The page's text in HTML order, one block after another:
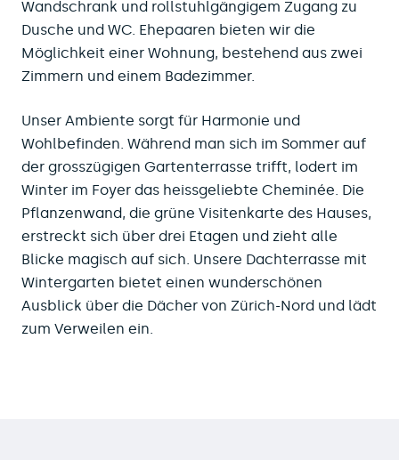
Wandschrank und rollstuhlgängigem Zugang zu
Dusche und WC. Ehepaaren bieten wir die
Möglichkeit einer Wohnung, bestehend aus zwei
Zimmern und einem Badezimmer.
Unser Ambiente sorgt für Harmonie und
Wohlbefinden. Während man sich im Sommer auf
der grosszügigen Gartenterrasse trifft, lodert im
Winter im Foyer das heissgeliebte Cheminée. Die
Pflanzenwand, die grüne Visitenkarte des Hauses,
erstreckt sich über drei Etagen und zieht alle
Blicke magisch auf sich. Unsere Dachterrasse mit
Wintergarten bietet einen wunderschönen
Ausblick über die Dächer von Zürich-Nord und lädt
zum Verweilen ein.